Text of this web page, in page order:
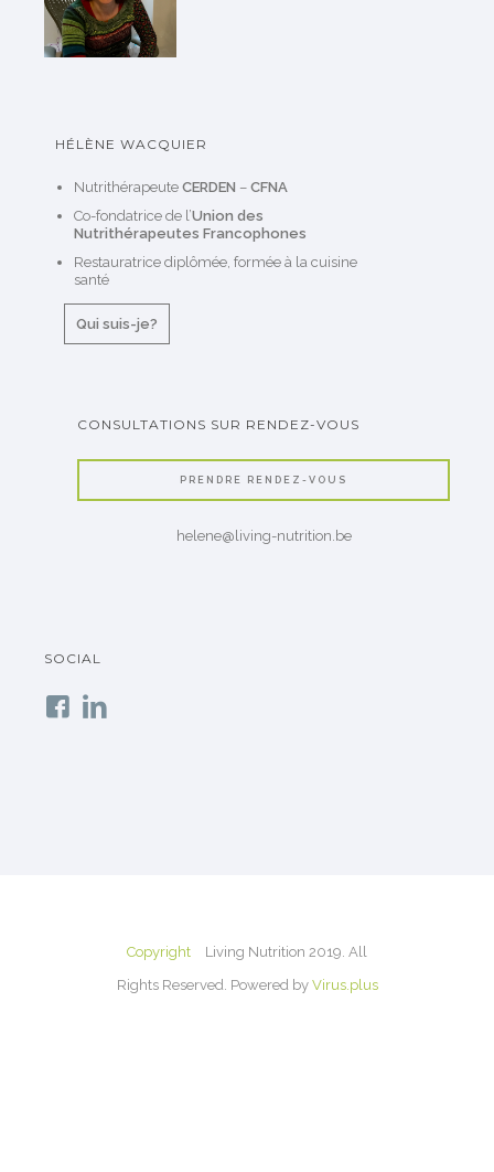
HÉLÈNE WACQUIER
Nutrithérapeute CERDEN – CFNA
Co-fondatrice de l’Union des
Nutrithérapeutes Francophones
Restauratrice diplômée, formée à la cuisine
santé
Qui suis-je?
CONSULTATIONS SUR RENDEZ-VOUS
PRENDRE RENDEZ-VOUS
helene@living-nutrition.be
SOCIAL
Copyright
Living Nutrition 2019. All
Rights Reserved. Powered by Virus.plus